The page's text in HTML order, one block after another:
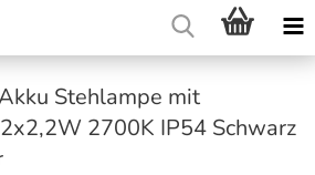
Stehlampe mit
2700K IP54 Schwarz